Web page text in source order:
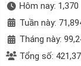
Hôm nay: 1,370
Tuần này:
Tháng này:
Tổng số: